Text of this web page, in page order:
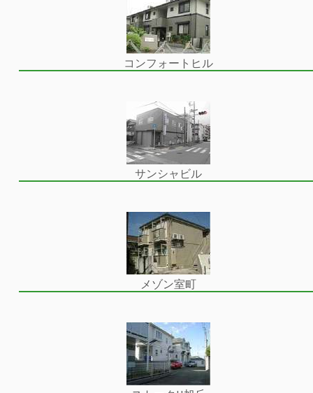
コンフォートヒル
サンシャビル
メゾン室町